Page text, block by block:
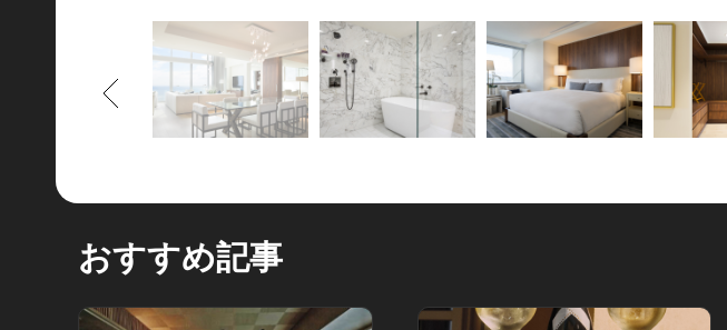
もどる
おすすめ記事